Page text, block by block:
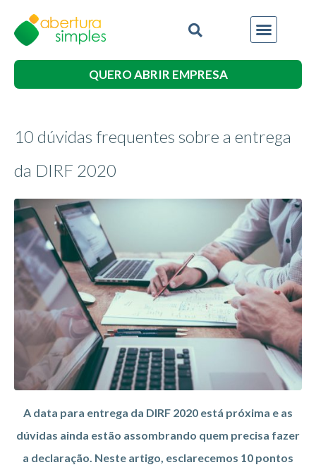
QUERO ABRIR EMPRESA
10 dúvidas frequentes sobre a entrega
da DIRF 2020
A data para entrega da DIRF 2020 está próxima e as
dúvidas ainda estão assombrando quem precisa fazer
a declaração. Neste artigo, esclarecemos 10 pontos